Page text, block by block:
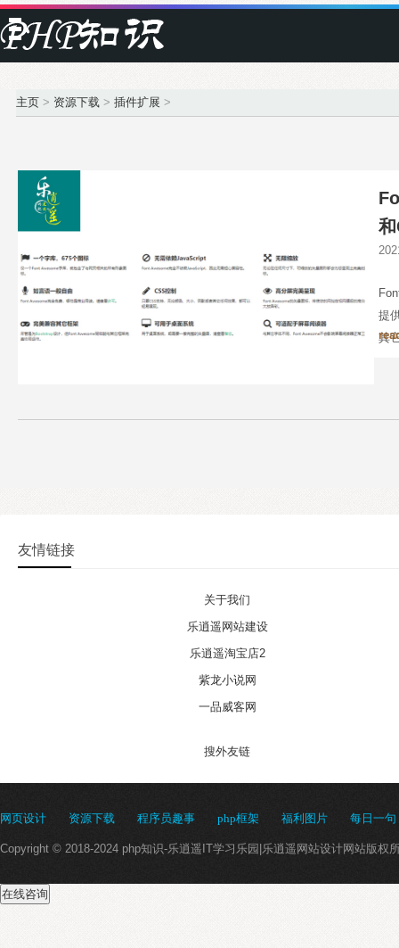
主页 > 资源下载 > 插件扩展 >
提
其
友情链接
关于我们
乐逍遥网站建设
乐逍遥淘宝店2
紫龙小说网
一品威客网
搜外友链
网页设计 资源下载 程序员趣事 php框架 福利图片 每日一句
Copyright © 2018-2024 php知识-乐逍遥IT学习乐园|乐逍遥网站设计网站版权